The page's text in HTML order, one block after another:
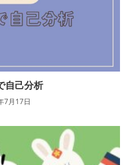
自己分析
7月17日